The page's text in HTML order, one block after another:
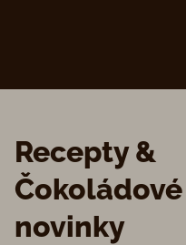
Recepty &
Čokoládové
novinky